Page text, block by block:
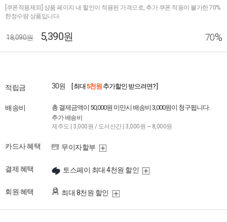
[쿠폰적용제외] 상품 페이지 내 할인이 적용된 가격으로, 추가 쿠폰 적용이 불가한 70%
한정수량 상품입니다.
18,090원 5,390원 70%
적립금 30원 [ 최대 5천원 추가할인 받으려면? ]
배송비 총 결제금액이 50,000원 미만시 배송비 3,000원이 청구됩니다.
추가 배송비
제주도 | 3,000원 / 도서산간 | 3,000원 ~ 8,000원
카드사 혜택 무이자할부
결제 혜택 토스페이 최대 4천원 할인
회원 혜택 최대 8천원 할인